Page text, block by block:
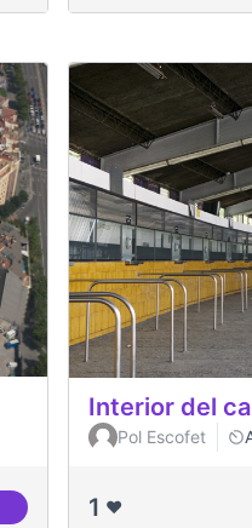
Meridiana
Interior del
Pol Escofet
1 ❤️